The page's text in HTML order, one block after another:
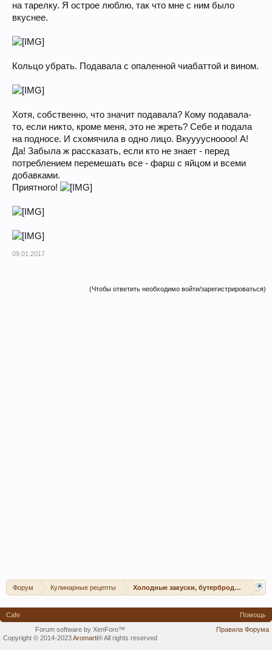
на тарелку. Я острое люблю, так что мне с ним было
вкуснее.
Кольцо убрать. Подавала с опаленной чиабаттой и вином.
Хотя, собственно, что значит подавала? Кому подавала-
то, если никто, кроме меня, это не жреть? Себе и подала
на подносе. И схомячила в одно лицо. Вкуууусноооо! А!
Да! Забыла ж рассказать, если кто не знает - перед
потреблением перемешать все - фарш с яйцом и всеми
добавками.
Приятного!
09.01.2017
(Чтобы ответить необходимо войти/зарегистрироваться)
Форум Кулинарные рецепты Холодные закуски, бутерброды, канапе,
Cafe
Помощь
Правила Форума
Forum software by XenForo™
Copyright © 2014-2023Aromarti®All rights reserved